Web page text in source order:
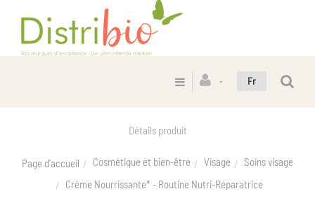
Fr
Détails produit
Page d'accueil Cosmétique et bien-être Visage
Soins visage
Crème Nourrissante* - Routine Nutri-Réparatrice